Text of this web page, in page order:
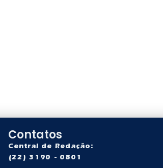
Contatos
Central de Redação:
(22) 3190 - 0801